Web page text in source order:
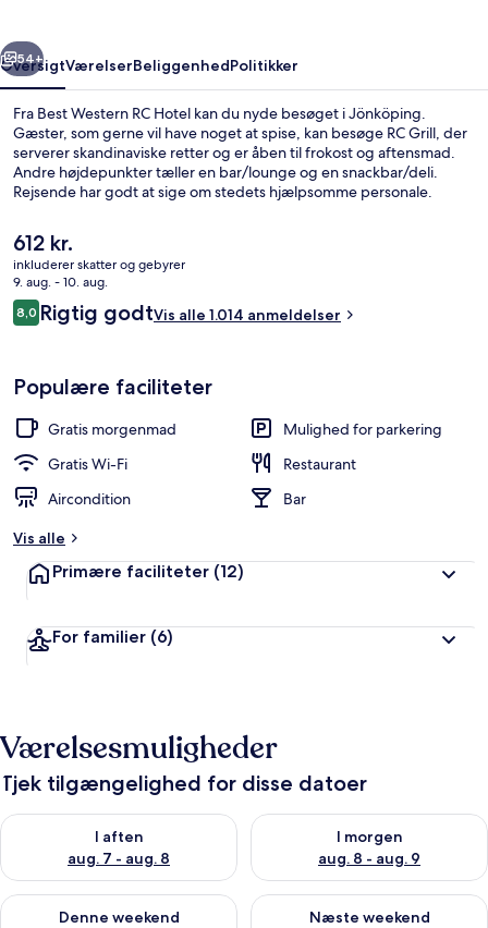
Næste
54+
OversigtVærelserBeliggenhedPolitikker
Fra Best Western RC Hotel kan du nyde besøget i Jönköping.
Gæster, som gerne vil have noget at spise, kan besøge RC Grill, der
serverer skandinaviske retter og er åben til frokost og aftensmad.
Andre højdepunkter tæller en bar/lounge og en snackbar/deli.
Rejsende har godt at sige om stedets hjælpsomme personale.
Den
nuværende
pris
er
612 kr.
612 kr.
inkluderer skatter og gebyrer
9. aug. - 10. aug.
Anmeldelser
8,08,0 ud af 10.
Rigtig godtVis alle 1.014 anmeldelser
Populære faciliteter
Gratis morgenmad
Mulighed for parkering
Gratis Wi-Fi
Restaurant
Aircondition
Bar
Vis alle
Primære faciliteter (12)
For familier (6)
Værelsesmuligheder
Tjek tilgængelighed for disse datoer
I aften
aug. 7 - aug. 8
Tjek tilgængelighed for i aften aug. 7 - aug. 8
I morgen
aug. 8 - aug. 9
Tjek tilgængelighed for i
Denne weekend
Tjek tilgængelighed for denne weekend aug. 7 - aug. 9
Næste weekend
Tjek tilgængelighed for næste